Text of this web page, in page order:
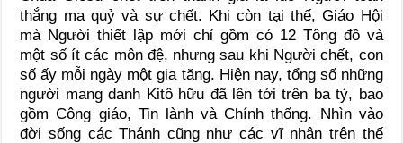
thắng ma quỷ và sự chết. Khi còn tại thế, Giáo Hội
mà Người thiết lập mới chỉ gồm có 12 Tông đồ và
một số ít các môn đệ, nhưng sau khi Người chết, con
số ấy mỗi ngày một gia tăng. Hiện nay, tổng số những
người mang danh Kitô hữu đã lên tới trên ba tỷ, bao
gồm Công giáo, Tin lành và Chính thống. Nhìn vào
đời sống các Thánh cũng như các vĩ nhân trên thế